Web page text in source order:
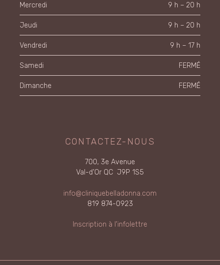
Mercredi 9 h – 20 h
Jeudi 9 h – 20 h
Vendredi 9 h – 17 h
Samedi FERMÉ
Dimanche FERMÉ
CONTACTEZ-NOUS
700, 3e Avenue
Val-d’Or QC J9P 1S5
info@cliniquebelladonna.com
819 874-0923
Inscription à l'infolettre